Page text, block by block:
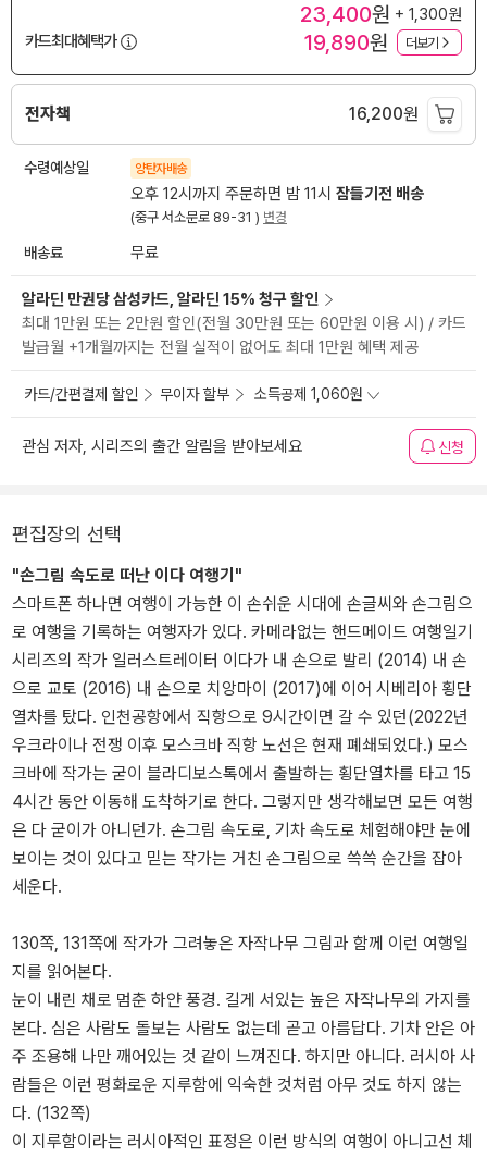
23,400원 + 1,300원
카드최대혜택가
19,890원 더보기
전자책 16,200원
수령예상일 양탄자배송
오후 12시까지 주문하면 밤 11시 잠들기전 배송
(중구 서소문로 89-31 ) 변경
배송료 무료
알라딘 만권당 삼성카드, 알라딘 15% 청구 할인
최대 1만원 또는 2만원 할인(전월 30만원 또는 60만원 이용 시) / 카드
발급월 +1개월까지는 전월 실적이 없어도 최대 1만원 혜택 제공
카드/간편결제 할인 무이자 할부 소득공제 1,060원
관심 저자, 시리즈의 출간 알림을 받아보세요 신청
편집장의 선택
"손그림 속도로 떠난 이다 여행기"
스마트폰 하나면 여행이 가능한 이 손쉬운 시대에 손글씨와 손그림으
로 여행을 기록하는 여행자가 있다. 카메라없는 핸드메이드 여행일기
시리즈의 작가 일러스트레이터 이다가 내 손으로 발리 (2014) 내 손
으로 교토 (2016) 내 손으로 치앙마이 (2017)에 이어 시베리아 횡단
열차를 탔다. 인천공항에서 직항으로 9시간이면 갈 수 있던(2022년
우크라이나 전쟁 이후 모스크바 직항 노선은 현재 폐쇄되었다.) 모스
크바에 작가는 굳이 블라디보스톡에서 출발하는 횡단열차를 타고 15
4시간 동안 이동해 도착하기로 한다. 그렇지만 생각해보면 모든 여행
은 다 굳이가 아니던가. 손그림 속도로, 기차 속도로 체험해야만 눈에
보이는 것이 있다고 믿는 작가는 거친 손그림으로 쓱쓱 순간을 잡아
세운다.
130쪽, 131쪽에 작가가 그려놓은 자작나무 그림과 함께 이런 여행일
지를 읽어본다.
눈이 내린 채로 멈춘 하얀 풍경. 길게 서있는 높은 자작나무의 가지를
본다. 심은 사람도 돌보는 사람도 없는데 곧고 아름답다. 기차 안은 아
주 조용해 나만 깨어있는 것 같이 느껴진다. 하지만 아니다. 러시아 사
람들은 이런 평화로운 지루함에 익숙한 것처럼 아무 것도 하지 않는
다. (132쪽)
이 지루함이라는 러시아적인 표정은 이런 방식의 여행이 아니고선 체